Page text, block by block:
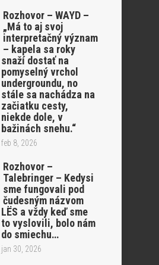
Rozhovor – WAYD –
„Má to aj svoj
interpretačný význam
– kapela sa roky
snaží dostať na
pomyselný vrchol
undergroundu, no
stále sa nachádza na
začiatku cesty,
niekde dole, v
bažinách snehu.“
feb 8, 2026
Rozhovor –
Talebringer – Kedysi
sme fungovali pod
čudesným názvom
LËS a vždy keď sme
to vyslovili, bolo nám
do smiechu…
jan 30, 2026